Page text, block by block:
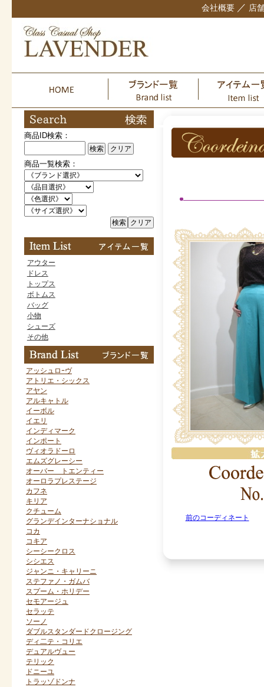
会社概要 ／ 店
商品ID検索：
検索 クリア
商品一覧検索：
クリア
検索
アウター
ドレス
トップス
ボトムス
バッグ
小物
シューズ
その他
アッシュロｰヴ
アトリエ・シックス
アヤン
アルキャトル
イーボル
イエリ
インディマーク
インポート
ヴィオラドーロ
エムズグレーシー
オーバー トエンティー
オーロラプレステージ
カフネ
キリア
クチューム
グランデインターナショナル
コカ
コキア
シーシークロス
シシエス
ジャンニ・キャリーニ
ステファノ・ガムバ
スプーム・ホリデー
セモアージュ
セラッテ
ソーノ
ダブルスタンダードクロージング
ディ二テ・コリエ
デュアルヴュー
テリック
ドニーユ
トラッゾドンナ
前のコーディネート